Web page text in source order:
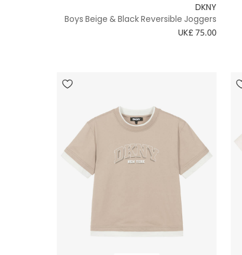
DKNY
Boys Beige & Black Reversible Joggers
UK£ 75.00